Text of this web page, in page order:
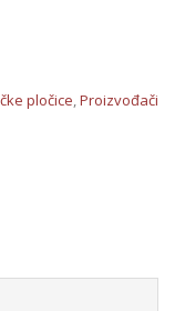
pločice,Proizvođači